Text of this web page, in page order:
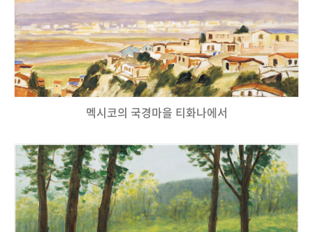
멕시코의 국경마을 티화나에서